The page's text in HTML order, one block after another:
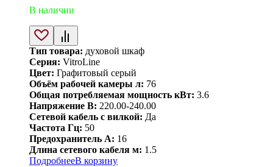
В наличии
Тип товара: духовой шкаф
Серия: VitroLine
Цвет: Графитовый серый
Объём рабочей камеры л: 76
Общая потребляемая мощность кВт: 3.6
Напряжение В: 220.00-240.00
Сетевой кабель с вилкой: Да
Частота Гц: 50
Предохранитель А: 16
Длина сетевого кабеля м: 1.5
ПодробнееВ корзину